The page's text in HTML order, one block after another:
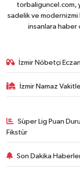
torbaliguncel.com,
sadelik ve modernizmi
insanlara haber
İzmir Nöbetçi
İzmir Namaz
Süper Lig Puan
Fikstür
Son Dakika